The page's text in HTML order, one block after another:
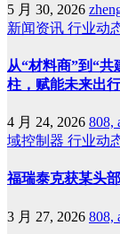
5 月 30, 2026
新闻资讯 行业动
从“材料商”到“
柱，赋能未来出
4 月 24, 2026 808,
域控制器 行业动
福瑞泰克获某头
3 月 27, 2026 808,